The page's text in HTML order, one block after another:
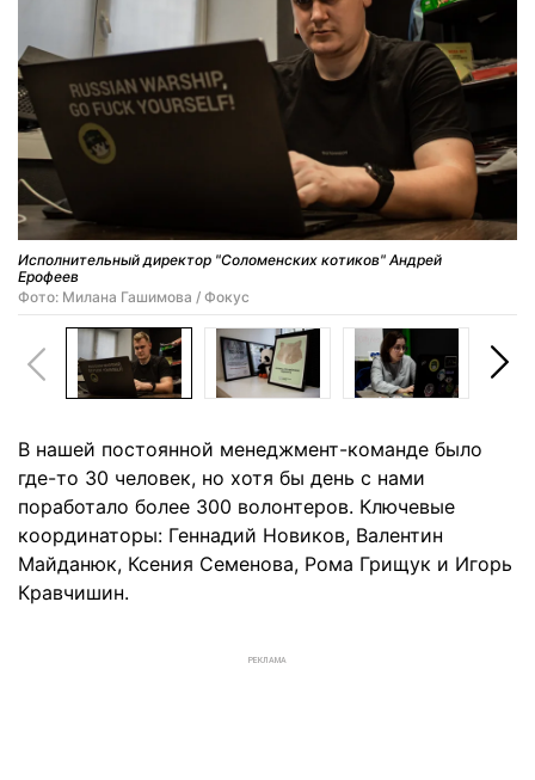
Исполнительный директор "Соломенских котиков" Андрей
Ерофеев
Фото: Милана Гашимова / Фокус
В нашей постоянной менеджмент-команде было
где-то 30 человек, но хотя бы день с нами
поработало более 300 волонтеров. Ключевые
координаторы: Геннадий Новиков, Валентин
Майданюк, Ксения Семенова, Рома Грищук и Игорь
Кравчишин.
РЕКЛАМА